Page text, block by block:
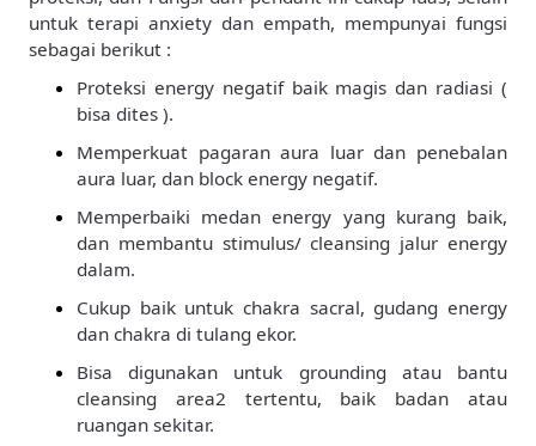
untuk terapi anxiety dan empath, mempunyai fungsi
sebagai berikut :
Proteksi energy negatif baik magis dan radiasi (
bisa dites ).
Memperkuat pagaran aura luar dan penebalan
aura luar, dan block energy negatif.
Memperbaiki medan energy yang kurang baik,
dan membantu stimulus/ cleansing jalur energy
dalam.
Cukup baik untuk chakra sacral, gudang energy
dan chakra di tulang ekor.
Bisa digunakan untuk grounding atau bantu
cleansing area2 tertentu, baik badan atau
ruangan sekitar.